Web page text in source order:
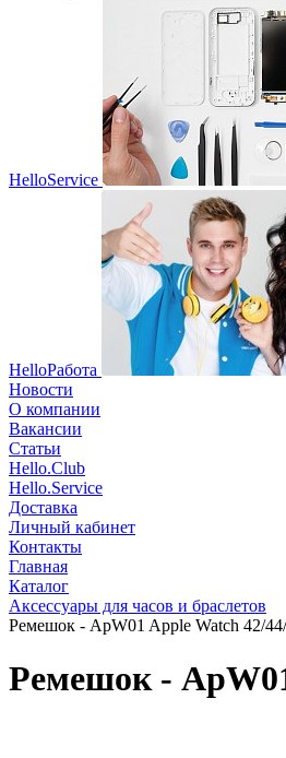
HelloService
HelloРабота
Новости
О компании
Вакансии
Статьи
Hello.Club
Hello.Service
Доставка
Личный кабинет
Контакты
Главная
Каталог
Аксессуары для часов и браслетов
Ремешок - ApW01 Apple Watch 42/
Ремешок -